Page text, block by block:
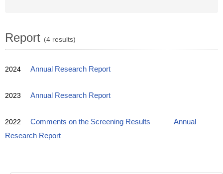
Report (4 results)
2024 Annual Research Report
2023 Annual Research Report
2022 Comments on the Screening Results
Annual
Research Report